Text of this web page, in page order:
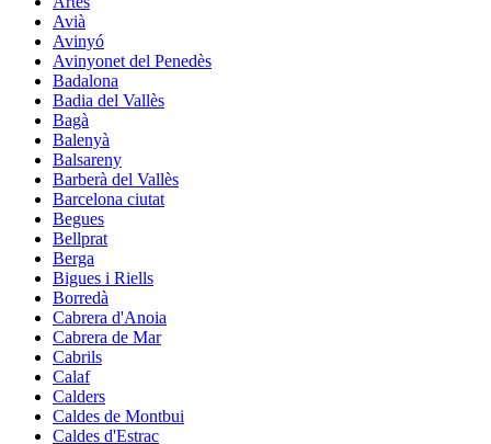
Avià
Avinyó
Avinyonet del Penedès
Badalona
Badia del Vallès
Bagà
Balenyà
Balsareny
Barberà del Vallès
Barcelona ciutat
Begues
Bellprat
Berga
Bigues i Riells
Borredà
Cabrera d'Anoia
Cabrera de Mar
Cabrils
Calaf
Calders
Caldes de Montbui
Caldes d'Estrac